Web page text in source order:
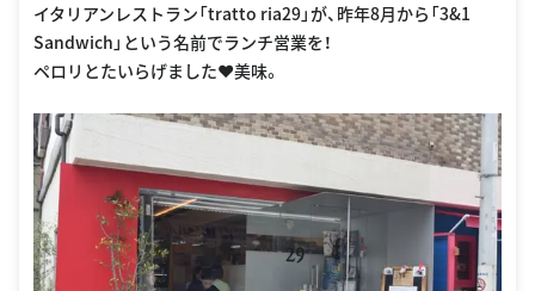
イタリアンレストラン「tratto ria29」が、昨年8月から「3&1
Sandwich」という名前でランチ営業を！
ペロリとたいらげました❤︎美味。